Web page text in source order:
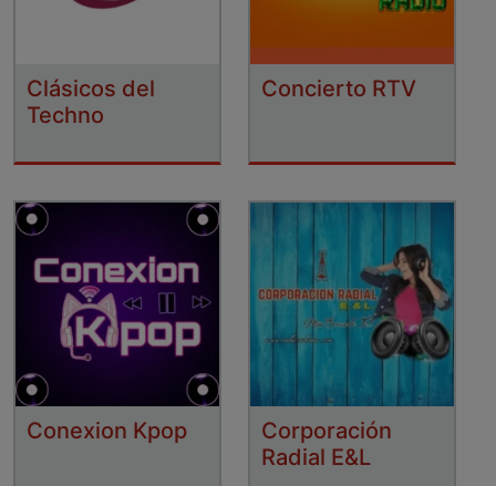
Clásicos del
Techno
Concierto RTV
Conexion Kpop
Corporación
Radial E&L